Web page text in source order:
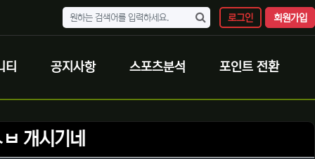
로그인 회원가입
티 공지사항 스포츠분석 포인트 전환
개시기네